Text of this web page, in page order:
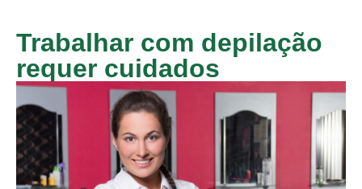
Trabalhar com depilação
requer cuidados